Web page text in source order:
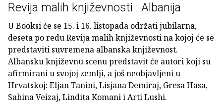
Revija malih književnosti : Albanija
U Booksi će se 15. i 16. listopada održati jubilarna,
deseta po redu Revija malih književnosti na kojoj će se
predstaviti suvremena albanska književnost.
Albansku književnu scenu predstavit će autori koji su
afirmirani u svojoj zemlji, a još neobjavljeni u
Hrvatskoj: Eljan Tanini, Lisjana Demiraj, Gresa Hasa,
Sabina Veizaj, Lindita Komani i Arti Lushi.